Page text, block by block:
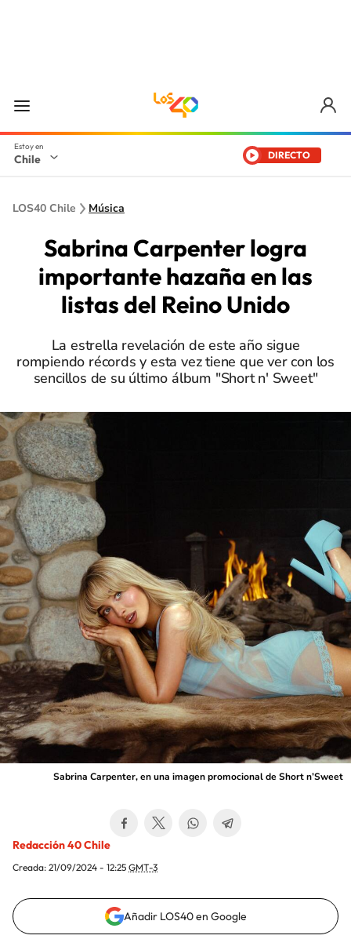
Chile DIRECTO
LOS40 Chile Música
Sabrina Carpenter logra
importante hazaña en las
listas del Reino Unido
La estrella revelación de este año sigue
rompiendo récords y esta vez tiene que ver con los
sencillos de su último álbum "Short n' Sweet"
Sabrina Carpenter, en una imagen promocional de Short n’Sweet
Redacción 40 Chile
Creada: 21/09/2024 - 12:25 GMT-3
Añadir LOS40 en Google